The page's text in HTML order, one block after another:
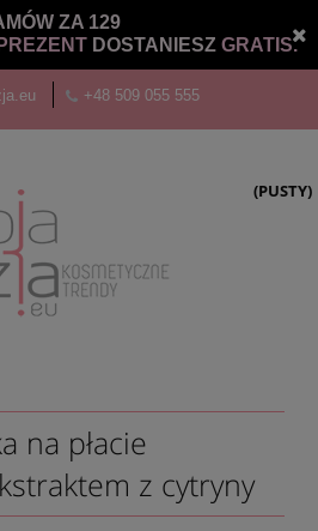
ZA 129
PREZENT DOSTANIESZ GRATIS.
+48 509 055 555
(PUSTY)
na płacie
z cytryny